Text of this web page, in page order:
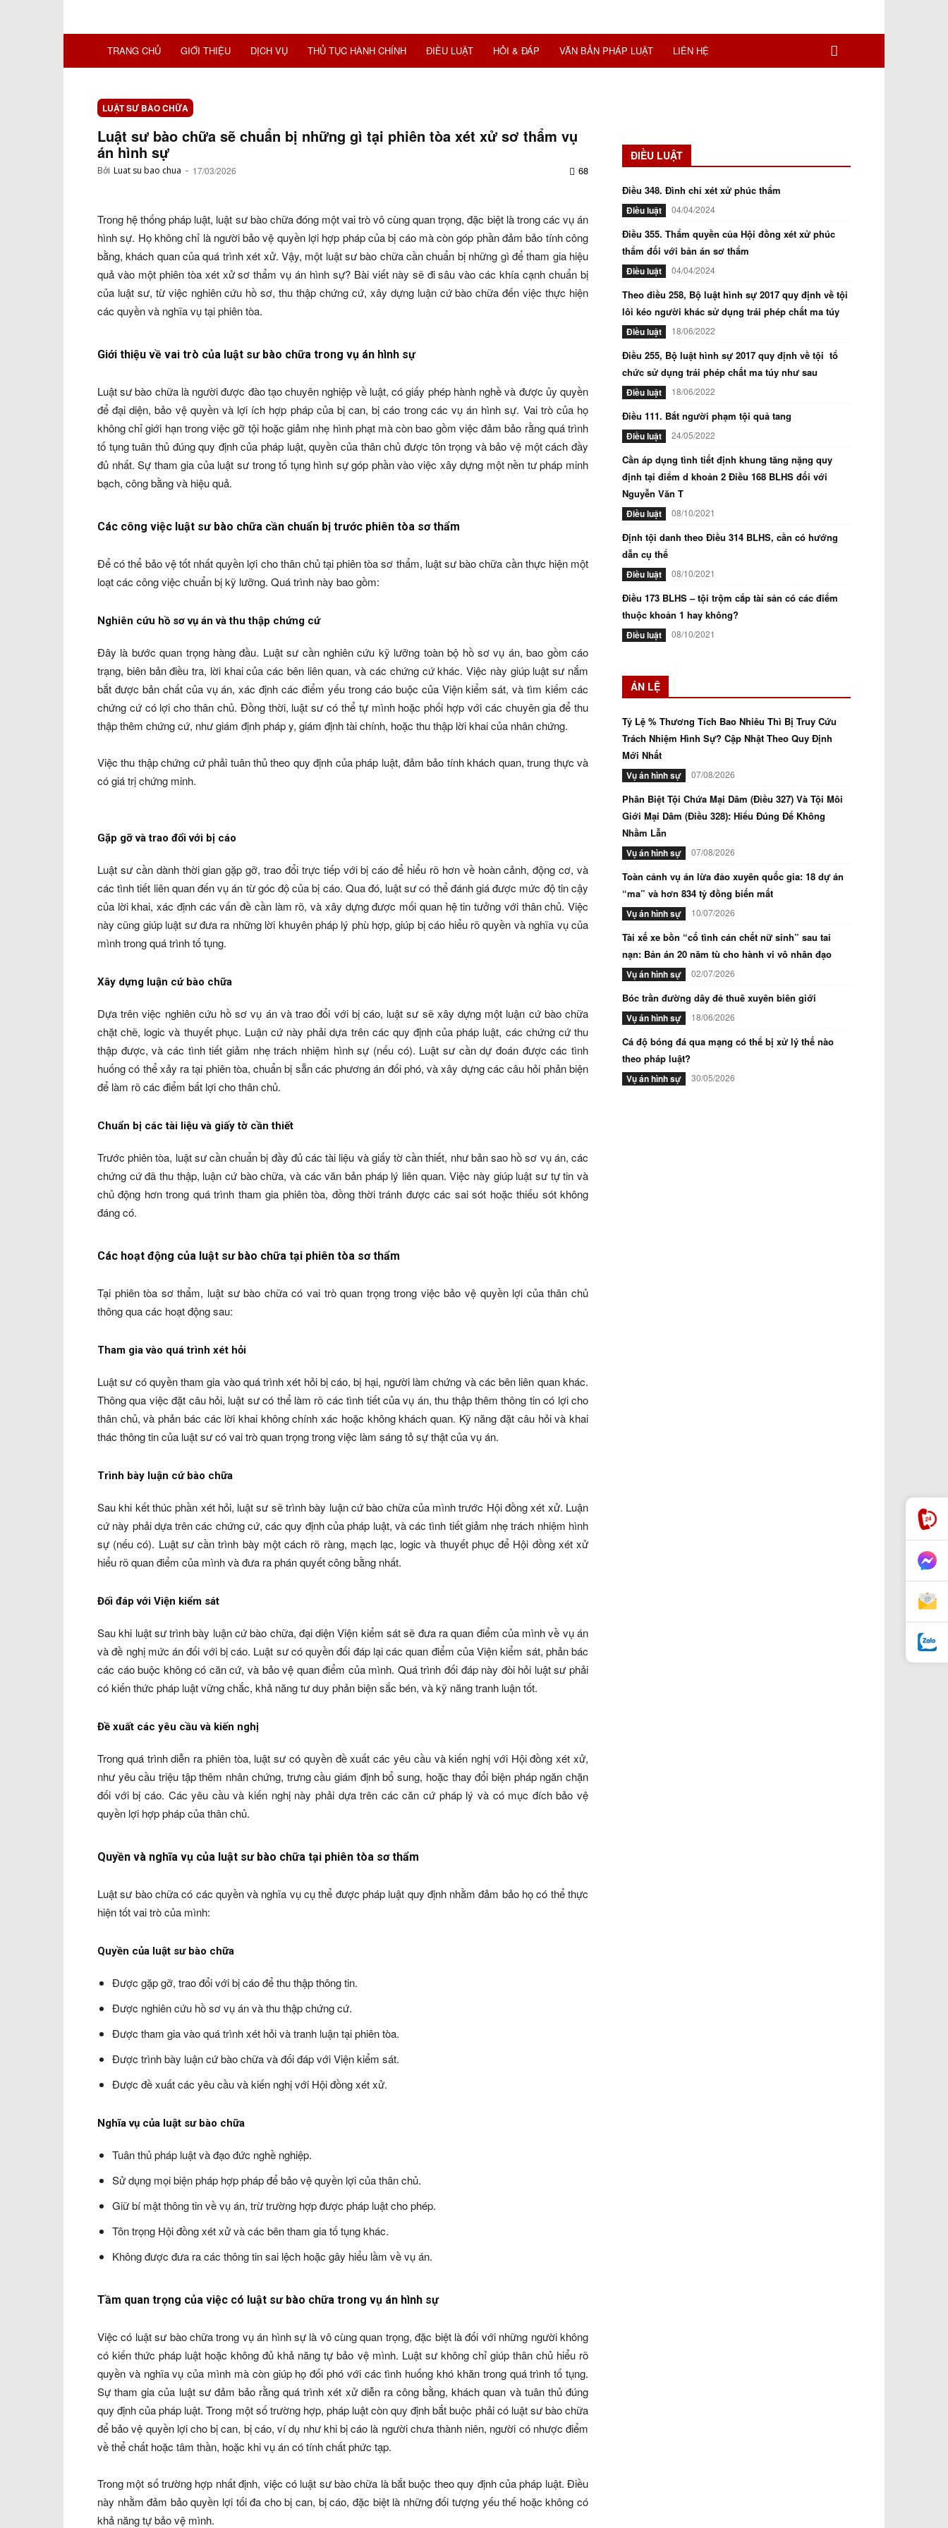
TRANG CHỦ GIỚI THIỆU DỊCH VỤ THỦ TỤC HÀNH CHÍNH ĐIỀU LUẬT HỎI & ĐÁP VĂN BẢN PHÁP LUẬT LIÊN HỆ
LUẬT SƯ BÀO CHỮA
Luật sư bào chữa sẽ chuẩn bị những gì tại phiên tòa xét xử sơ thẩm vụ
án hình sự
Bởi Luat su bao chua - 17/03/2026 68
Trong hệ thống pháp luật, luật sư bào chữa đóng một vai trò vô cùng quan trọng, đặc biệt là trong các vụ án
hình sự. Họ không chỉ là người bảo vệ quyền lợi hợp pháp của bị cáo mà còn góp phần đảm bảo tính công
bằng, khách quan của quá trình xét xử. Vậy, một luật sư bào chữa cần chuẩn bị những gì để tham gia hiệu
quả vào một phiên tòa xét xử sơ thẩm vụ án hình sự? Bài viết này sẽ đi sâu vào các khía cạnh chuẩn bị
của luật sư, từ việc nghiên cứu hồ sơ, thu thập chứng cứ, xây dựng luận cứ bào chữa đến việc thực hiện
các quyền và nghĩa vụ tại phiên tòa.
Giới thiệu về vai trò của luật sư bào chữa trong vụ án hình sự
Luật sư bào chữa là người được đào tạo chuyên nghiệp về luật, có giấy phép hành nghề và được ủy quyền
để đại diện, bảo vệ quyền và lợi ích hợp pháp của bị can, bị cáo trong các vụ án hình sự. Vai trò của họ
không chỉ giới hạn trong việc gỡ tội hoặc giảm nhẹ hình phạt mà còn bao gồm việc đảm bảo rằng quá trình
tố tụng tuân thủ đúng quy định của pháp luật, quyền của thân chủ được tôn trọng và bảo vệ một cách đầy
đủ nhất. Sự tham gia của luật sư trong tố tụng hình sự góp phần vào việc xây dựng một nền tư pháp minh
bạch, công bằng và hiệu quả.
Các công việc luật sư bào chữa cần chuẩn bị trước phiên tòa sơ thẩm
Để có thể bảo vệ tốt nhất quyền lợi cho thân chủ tại phiên tòa sơ thẩm, luật sư bào chữa cần thực hiện một
loạt các công việc chuẩn bị kỹ lưỡng. Quá trình này bao gồm:
Nghiên cứu hồ sơ vụ án và thu thập chứng cứ
Đây là bước quan trọng hàng đầu. Luật sư cần nghiên cứu kỹ lưỡng toàn bộ hồ sơ vụ án, bao gồm cáo
trạng, biên bản điều tra, lời khai của các bên liên quan, và các chứng cứ khác. Việc này giúp luật sư nắm
bắt được bản chất của vụ án, xác định các điểm yếu trong cáo buộc của Viện kiểm sát, và tìm kiếm các
chứng cứ có lợi cho thân chủ. Đồng thời, luật sư có thể tự mình hoặc phối hợp với các chuyên gia để thu
thập thêm chứng cứ, như giám định pháp y, giám định tài chính, hoặc thu thập lời khai của nhân chứng.
Việc thu thập chứng cứ phải tuân thủ theo quy định của pháp luật, đảm bảo tính khách quan, trung thực và
có giá trị chứng minh.
Gặp gỡ và trao đổi với bị cáo
Luật sư cần dành thời gian gặp gỡ, trao đổi trực tiếp với bị cáo để hiểu rõ hơn về hoàn cảnh, động cơ, và
các tình tiết liên quan đến vụ án từ góc độ của bị cáo. Qua đó, luật sư có thể đánh giá được mức độ tin cậy
của lời khai, xác định các vấn đề cần làm rõ, và xây dựng được mối quan hệ tin tưởng với thân chủ. Việc
này cũng giúp luật sư đưa ra những lời khuyên pháp lý phù hợp, giúp bị cáo hiểu rõ quyền và nghĩa vụ của
mình trong quá trình tố tụng.
Xây dựng luận cứ bào chữa
Dựa trên việc nghiên cứu hồ sơ vụ án và trao đổi với bị cáo, luật sư sẽ xây dựng một luận cứ bào chữa
chặt chẽ, logic và thuyết phục. Luận cứ này phải dựa trên các quy định của pháp luật, các chứng cứ thu
thập được, và các tình tiết giảm nhẹ trách nhiệm hình sự (nếu có). Luật sư cần dự đoán được các tình
huống có thể xảy ra tại phiên tòa, chuẩn bị sẵn các phương án đối phó, và xây dựng các câu hỏi phản biện
để làm rõ các điểm bất lợi cho thân chủ.
Chuẩn bị các tài liệu và giấy tờ cần thiết
Trước phiên tòa, luật sư cần chuẩn bị đầy đủ các tài liệu và giấy tờ cần thiết, như bản sao hồ sơ vụ án, các
chứng cứ đã thu thập, luận cứ bào chữa, và các văn bản pháp lý liên quan. Việc này giúp luật sư tự tin và
chủ động hơn trong quá trình tham gia phiên tòa, đồng thời tránh được các sai sót hoặc thiếu sót không
đáng có.
Các hoạt động của luật sư bào chữa tại phiên tòa sơ thẩm
Tại phiên tòa sơ thẩm, luật sư bào chữa có vai trò quan trọng trong việc bảo vệ quyền lợi của thân chủ
thông qua các hoạt động sau:
Tham gia vào quá trình xét hỏi
Luật sư có quyền tham gia vào quá trình xét hỏi bị cáo, bị hại, người làm chứng và các bên liên quan khác.
Thông qua việc đặt câu hỏi, luật sư có thể làm rõ các tình tiết của vụ án, thu thập thêm thông tin có lợi cho
thân chủ, và phản bác các lời khai không chính xác hoặc không khách quan. Kỹ năng đặt câu hỏi và khai
thác thông tin của luật sư có vai trò quan trọng trong việc làm sáng tỏ sự thật của vụ án.
Trình bày luận cứ bào chữa
Sau khi kết thúc phần xét hỏi, luật sư sẽ trình bày luận cứ bào chữa của mình trước Hội đồng xét xử. Luận
cứ này phải dựa trên các chứng cứ, các quy định của pháp luật, và các tình tiết giảm nhẹ trách nhiệm hình
sự (nếu có). Luật sư cần trình bày một cách rõ ràng, mạch lạc, logic và thuyết phục để Hội đồng xét xử
hiểu rõ quan điểm của mình và đưa ra phán quyết công bằng nhất.
Đối đáp với Viện kiểm sát
Sau khi luật sư trình bày luận cứ bào chữa, đại diện Viện kiểm sát sẽ đưa ra quan điểm của mình về vụ án
và đề nghị mức án đối với bị cáo. Luật sư có quyền đối đáp lại các quan điểm của Viện kiểm sát, phản bác
các cáo buộc không có căn cứ, và bảo vệ quan điểm của mình. Quá trình đối đáp này đòi hỏi luật sư phải
có kiến thức pháp luật vững chắc, khả năng tư duy phản biện sắc bén, và kỹ năng tranh luận tốt.
Đề xuất các yêu cầu và kiến nghị
Trong quá trình diễn ra phiên tòa, luật sư có quyền đề xuất các yêu cầu và kiến nghị với Hội đồng xét xử,
như yêu cầu triệu tập thêm nhân chứng, trưng cầu giám định bổ sung, hoặc thay đổi biện pháp ngăn chặn
đối với bị cáo. Các yêu cầu và kiến nghị này phải dựa trên các căn cứ pháp lý và có mục đích bảo vệ
quyền lợi hợp pháp của thân chủ.
Quyền và nghĩa vụ của luật sư bào chữa tại phiên tòa sơ thẩm
Luật sư bào chữa có các quyền và nghĩa vụ cụ thể được pháp luật quy định nhằm đảm bảo họ có thể thực
hiện tốt vai trò của mình:
Quyền của luật sư bào chữa
Được gặp gỡ, trao đổi với bị cáo để thu thập thông tin.
Được nghiên cứu hồ sơ vụ án và thu thập chứng cứ.
Được tham gia vào quá trình xét hỏi và tranh luận tại phiên tòa.
Được trình bày luận cứ bào chữa và đối đáp với Viện kiểm sát.
Được đề xuất các yêu cầu và kiến nghị với Hội đồng xét xử.
Nghĩa vụ của luật sư bào chữa
Tuân thủ pháp luật và đạo đức nghề nghiệp.
Sử dụng mọi biện pháp hợp pháp để bảo vệ quyền lợi của thân chủ.
Giữ bí mật thông tin về vụ án, trừ trường hợp được pháp luật cho phép.
Tôn trọng Hội đồng xét xử và các bên tham gia tố tụng khác.
Không được đưa ra các thông tin sai lệch hoặc gây hiểu lầm về vụ án.
Tầm quan trọng của việc có luật sư bào chữa trong vụ án hình sự
Việc có luật sư bào chữa trong vụ án hình sự là vô cùng quan trọng, đặc biệt là đối với những người không
có kiến thức pháp luật hoặc không đủ khả năng tự bảo vệ mình. Luật sư không chỉ giúp thân chủ hiểu rõ
quyền và nghĩa vụ của mình mà còn giúp họ đối phó với các tình huống khó khăn trong quá trình tố tụng.
Sự tham gia của luật sư đảm bảo rằng quá trình xét xử diễn ra công bằng, khách quan và tuân thủ đúng
quy định của pháp luật. Trong một số trường hợp, pháp luật còn quy định bắt buộc phải có luật sư bào chữa
để bảo vệ quyền lợi cho bị can, bị cáo, ví dụ như khi bị cáo là người chưa thành niên, người có nhược điểm
về thể chất hoặc tâm thần, hoặc khi vụ án có tính chất phức tạp.
Trong một số trường hợp nhất định, việc có luật sư bào chữa là bắt buộc theo quy định của pháp luật. Điều
này nhằm đảm bảo quyền lợi tối đa cho bị can, bị cáo, đặc biệt là những đối tượng yếu thế hoặc không có
khả năng tự bảo vệ mình.
ĐIỀU LUẬT
Điều 348. Đình chỉ xét xử phúc thẩm
Điều luật 04/04/2024
Điều 355. Thẩm quyền của Hội đồng xét xử phúc
thẩm đối với bản án sơ thẩm
Điều luật 04/04/2024
Theo điều 258, Bộ luật hình sự 2017 quy định về tội
lôi kéo người khác sử dụng trái phép chất ma túy
Điều luật 18/06/2022
Điều 255, Bộ luật hình sự 2017 quy định về tội tổ
chức sử dụng trái phép chất ma túy như sau
Điều luật 18/06/2022
Điều 111. Bắt người phạm tội quả tang
Điều luật 24/05/2022
Cần áp dụng tình tiết định khung tăng nặng quy
định tại điểm d khoản 2 Điều 168 BLHS đối với
Nguyễn Văn T
Điều luật 08/10/2021
Định tội danh theo Điều 314 BLHS, cần có hướng
dẫn cụ thể
Điều luật 08/10/2021
Điều 173 BLHS – tội trộm cắp tài sản có các điểm
thuộc khoản 1 hay không?
Điều luật 08/10/2021
ÁN LỆ
Tỷ Lệ % Thương Tích Bao Nhiêu Thì Bị Truy Cứu
Trách Nhiệm Hình Sự? Cập Nhật Theo Quy Định
Mới Nhất
Vụ án hình sự 07/08/2026
Phân Biệt Tội Chứa Mại Dâm (Điều 327) Và Tội Môi
Giới Mại Dâm (Điều 328): Hiểu Đúng Để Không
Nhầm Lẫn
Vụ án hình sự 07/08/2026
Toàn cảnh vụ án lừa đảo xuyên quốc gia: 18 dự án
“ma” và hơn 834 tỷ đồng biến mất
Vụ án hình sự 10/07/2026
Tài xế xe bồn “cố tình cán chết nữ sinh” sau tai
nạn: Bản án 20 năm tù cho hành vi vô nhân đạo
Vụ án hình sự 02/07/2026
Bóc trần đường dây đẻ thuê xuyên biên giới
Vụ án hình sự 18/06/2026
Cá độ bóng đá qua mạng có thể bị xử lý thế nào
theo pháp luật?
Vụ án hình sự 30/05/2026